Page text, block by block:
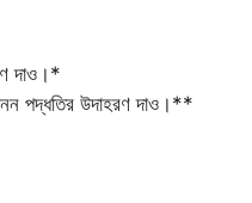
দাও।*
পদ্ধতির উদাহরণ দাও।**